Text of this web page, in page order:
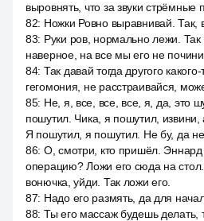
выровнять, что за звуки стрёмные
82: Ножки Ровно выравнивай. Так,
83: Руки ров, нормально лежи. Так
наверное, на все мы его не
84: Так давай тогда другого
гегомония, не расстраивайся,
85: Не, я, все, все, все, я, да, это
пошутил. Чика, я пошутил, извини,
Я пошутил, я пошутил. Не бу, да не
86: О, смотри, кто пришёл.
операцию? Ложи его сюда на стол.
вонючка, уйди. Так ложи его.
87: Надо его размять, да для
88: Ты его массаж будешь делать,